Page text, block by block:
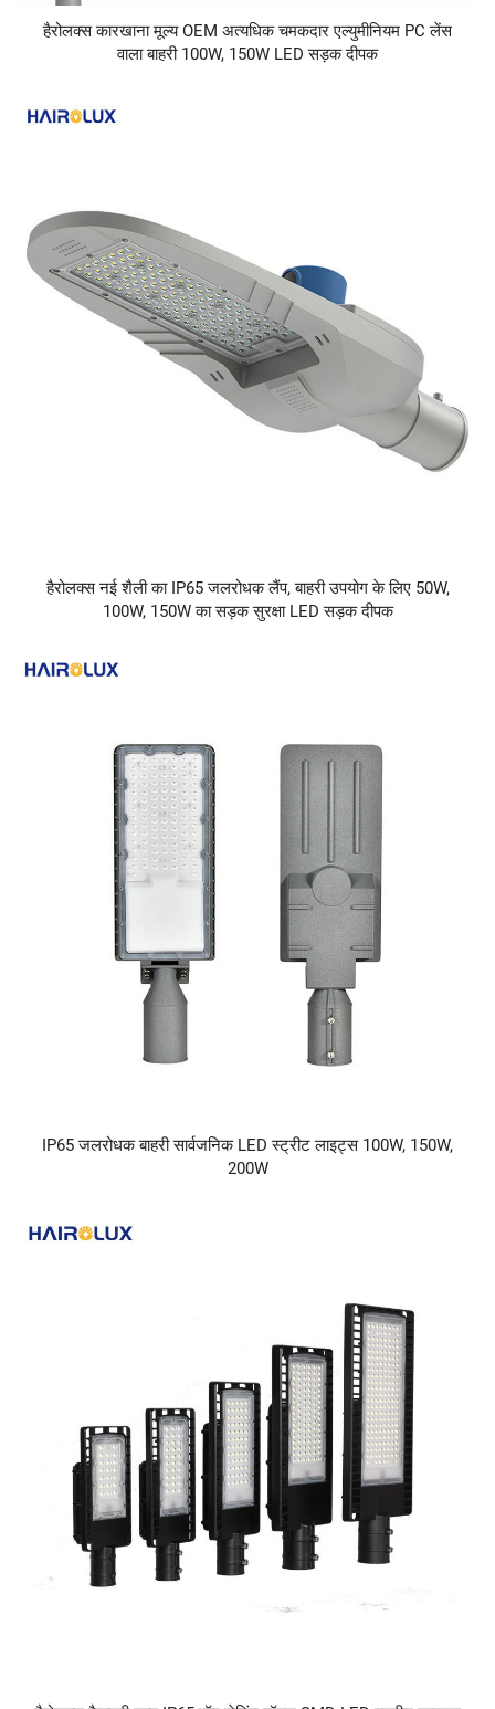
हैरोलक्स कारखाना मूल्य OEM अत्यधिक चमकदार एल्युमीनियम PC लेंस
वाला बाहरी 100W, 150W LED सड़क दीपक
हैरोलक्स नई शैली का IP65 जलरोधक लैंप, बाहरी उपयोग के लिए 50W,
100W, 150W का सड़क सुरक्षा LED सड़क दीपक
IP65 जलरोधक बाहरी सार्वजनिक LED स्ट्रीट लाइट्स 100W, 150W,
200W